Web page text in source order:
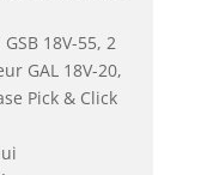
18V-55, 2
GAL 18V-20,
Pick & Click